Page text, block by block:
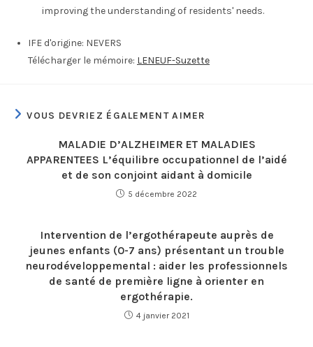
improving the understanding of residents' needs.
IFE d'origine: NEVERS
Télécharger le mémoire: LENEUF-Suzette
VOUS DEVRIEZ ÉGALEMENT AIMER
MALADIE D’ALZHEIMER ET MALADIES
APPARENTEES L’équilibre occupationnel de l’aidé
et de son conjoint aidant à domicile
5 décembre 2022
Intervention de l’ergothérapeute auprès de
jeunes enfants (0-7 ans) présentant un trouble
neurodéveloppemental : aider les professionnels
de santé de première ligne à orienter en
ergothérapie.
4 janvier 2021